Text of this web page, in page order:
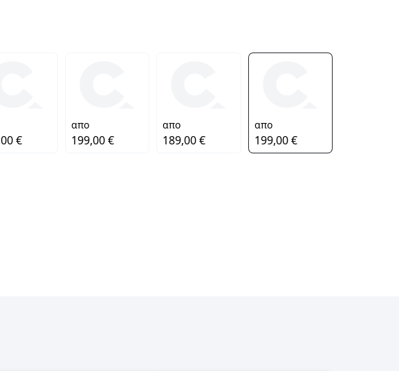
€
απο
199,00 €
απο
189,00 €
απο
199,00 €